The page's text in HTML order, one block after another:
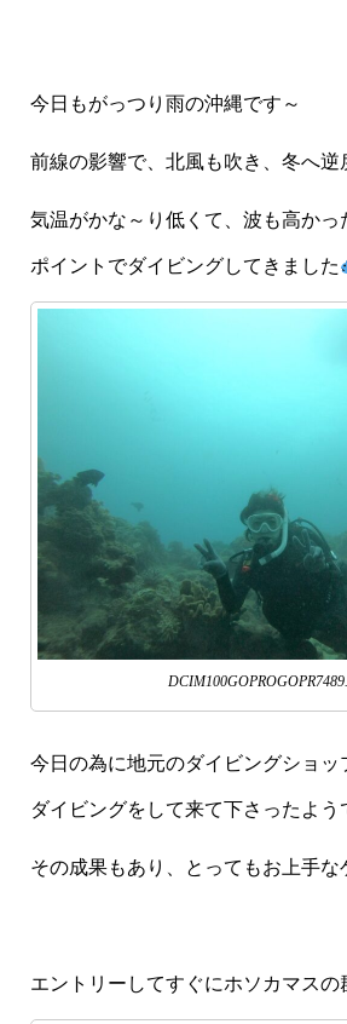
今日もがっつり雨の沖縄です～
前線の影響で、北風も吹き、冬へ逆
気温がかな～り低くて、波も高かっ
ポイントでダイビングしてきました
今日の為に地元のダイビングショッ
ダイビングをして来て下さったよう
その成果もあり、とってもお上手な
エントリーしてすぐにホソカマスの